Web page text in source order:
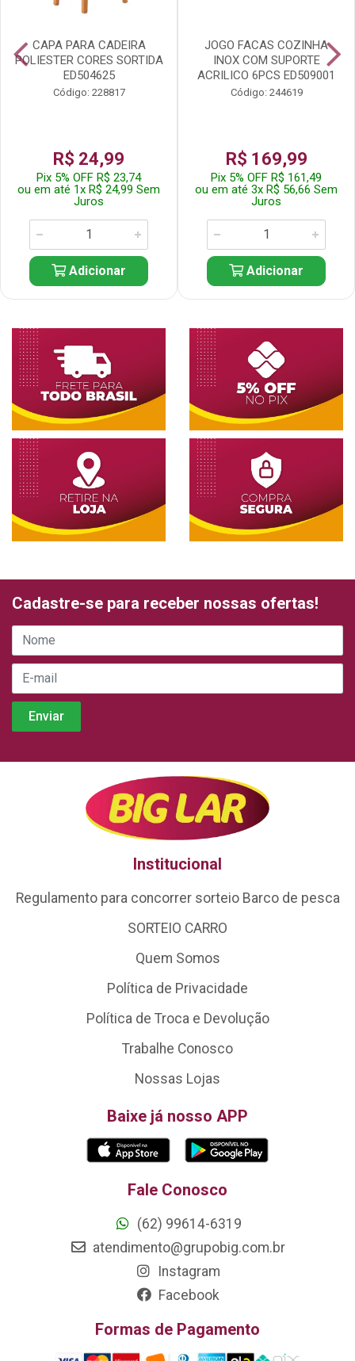
CAPA PARA CADEIRA
POLIESTER CORES SORTIDA
ED504625
Código: 228817
R$ 24,99
Pix 5% OFF R$ 23,74
ou em até 1x R$ 24,99 Sem
Juros
Adicionar
JOGO FACAS COZINHA
INOX COM SUPORTE
ACRILICO 6PCS ED509001
Código: 244619
R$ 169,99
Pix 5% OFF R$ 161,49
ou em até 3x R$ 56,66 Sem
Juros
Adicionar
Cadastre-se para receber nossas ofertas!
Institucional
Regulamento para concorrer sorteio Barco de pesca
SORTEIO CARRO
Quem Somos
Política de Privacidade
Política de Troca e Devolução
Trabalhe Conosco
Nossas Lojas
Baixe já nosso APP
Fale Conosco
(62) 99614-6319
atendimento@grupobig.com.br
Instagram
Facebook
Formas de Pagamento